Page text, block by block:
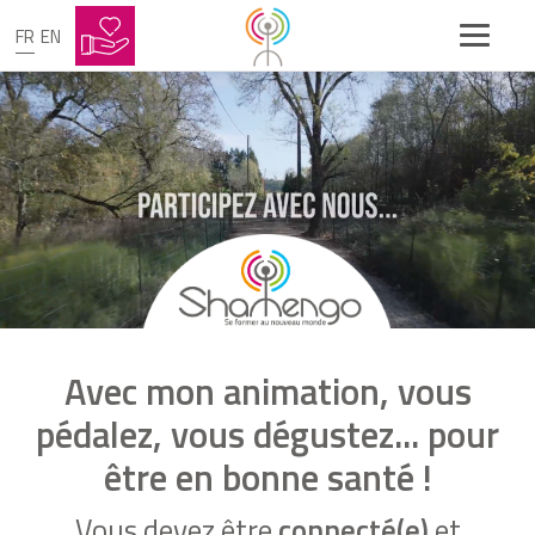
FR EN
Avec mon animation, vous
pédalez, vous dégustez... pour
être en bonne santé !